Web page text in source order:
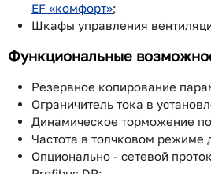
EF «комфорт»;
Шкафы управления
Функциональные
Резервное копирование
Ограничитель тока в
Динамическое торможение
Частота в толчковом режиме
Опционально - сетевой